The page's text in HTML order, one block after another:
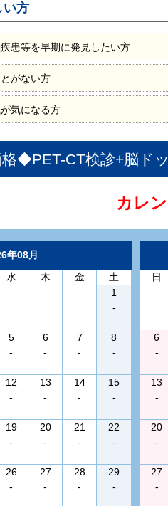
い方
患等を早期に発見したい方
がない方
気になる方
◆PET-CT検診+脳ド
カレ
年08月
水 木 金
土
1
-
5
-
6
-
7
-
8
-
12
-
13
-
14
-
15
-
19
-
20
-
21
-
22
-
26
-
27
-
28
-
29
-
日
6
-
13
-
20
-
27
-